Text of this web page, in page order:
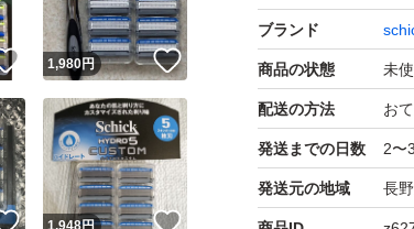
ブランド
商品の状態 未
配送の方法 お
発送までの日数 2〜
発送元の地域 長
いいね！
1,980円 いいね！
いいね！
1,948円 いいね！